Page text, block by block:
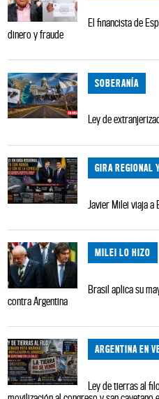
El financista de
dinero y fraude
SOBERANÍA
Ley de
GIRA REGIONAL
Javier Milei viaja
MILEI LO HIZO
Brasil aplica su
contra Argentina
ARGENTINA EN
Ley de tierras al